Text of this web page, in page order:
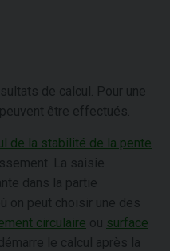
de calcul. Pour une
peuvent être effectués.
de la stabilité de la pente
La saisie
dans la partie
on peut choisir une des
circulaire ou surface
démarre le calcul après la